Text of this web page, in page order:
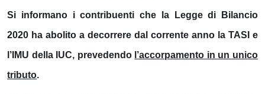
Si informano i contribuenti che la Legge di Bilancio
2020 ha abolito a decorrere dal corrente anno la TASI e
l’IMU della IUC, prevedendo l’accorpamento in un unico
tributo.